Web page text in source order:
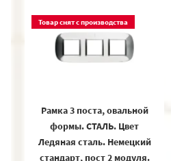
Товар снят с производства
Рамка 3 поста, овальной
формы. СТАЛЬ. Цвет
Ледяная сталь. Немецкий
стандарт, пост 2 модуля.